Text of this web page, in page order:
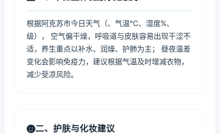
根据阿克苏市今日天气（、气温℃、湿度%、
级）， 空气偏干燥，呼吸道与皮肤容易出现干涩不
适，养生重点以补水、润燥、护肺为主； 昼夜温差
变化会影响免疫力，建议根据气温及时增减衣物，
减少受凉风险。
二、护肤与化妆建议